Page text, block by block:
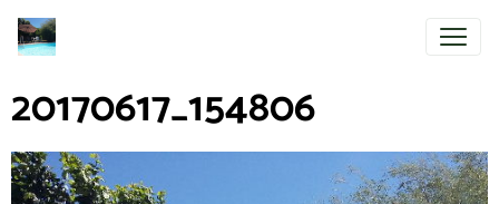
20170617_154806